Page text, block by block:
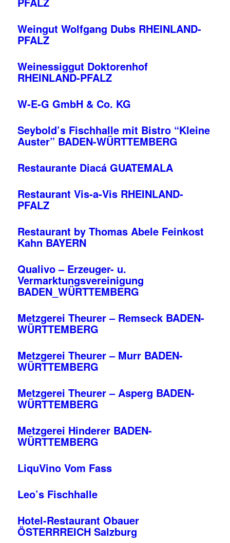
Weingut Wolfgang Dubs RHEINLAND-
PFALZ
Weinessiggut Doktorenhof
RHEINLAND-PFALZ
W-E-G GmbH & Co. KG
Seybold’s Fischhalle mit Bistro “Kleine
Auster” BADEN-WÜRTTEMBERG
Restaurante Diacá GUATEMALA
Restaurant Vis-a-Vis RHEINLAND-
PFALZ
Restaurant by Thomas Abele Feinkost
Kahn BAYERN
Qualivo – Erzeuger- u.
Vermarktungsvereinigung
BADEN_WÜRTTEMBERG
Metzgerei Theurer – Remseck BADEN-
WÜRTTEMBERG
Metzgerei Theurer – Murr BADEN-
WÜRTTEMBERG
Metzgerei Theurer – Asperg BADEN-
WÜRTTEMBERG
Metzgerei Hinderer BADEN-
WÜRTTEMBERG
LiquVino Vom Fass
Leo’s Fischhalle
Hotel-Restaurant Obauer
ÖSTERRREICH Salzburg